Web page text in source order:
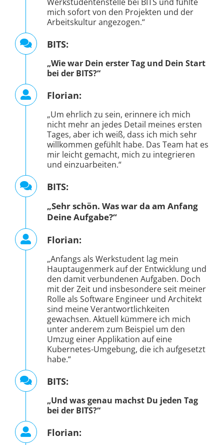
BITS:
bei der BITS?“
Florian:
nicht mehr an jedes Detail meines ersten
willkommen gefühlt habe. Das Team hat es
mir leicht gemacht, mich zu integrieren
und einzuarbeiten.“
BITS:
Deine Aufgabe?“
Florian:
Hauptaugenmerk auf der Entwicklung und
mit der Zeit und insbesondere seit meiner
Rolle als Software Engineer und Architekt
sind meine Verantwortlichkeiten
gewachsen. Aktuell kümmere ich mich
unter anderem zum Beispiel um den
Umzug einer Applikation auf eine
Kubernetes-Umgebung, die ich aufgesetzt
habe.“
BITS:
bei der BITS?“
Florian:
abwechslungsreich, Ich programmiere oft